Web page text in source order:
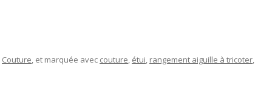
Couture, et marquée avec couture, étui, rangement aiguille à tricoter,